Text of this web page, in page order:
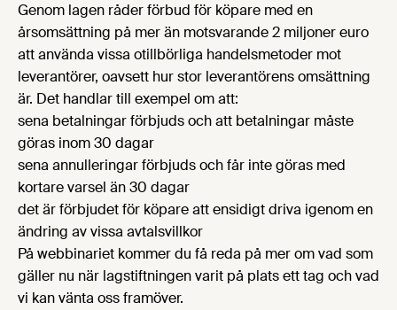
Genom lagen råder förbud för köpare med en
årsomsättning på mer än motsvarande 2 miljoner euro
att använda vissa otillbörliga handelsmetoder mot
leverantörer, oavsett hur stor leverantörens omsättning
är. Det handlar till exempel om att:
sena betalningar förbjuds och att betalningar måste
göras inom 30 dagar
sena annulleringar förbjuds och får inte göras med
kortare varsel än 30 dagar
det är förbjudet för köpare att ensidigt driva igenom en
ändring av vissa avtalsvillkor
På webbinariet kommer du få reda på mer om vad som
gäller nu när lagstiftningen varit på plats ett tag och vad
vi kan vänta oss framöver.